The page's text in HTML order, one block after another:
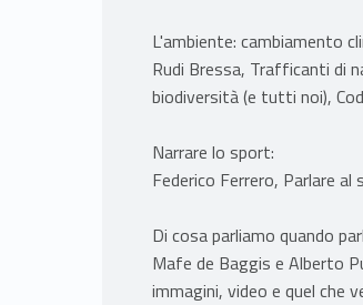
L'ambiente: cambiamento
Rudi Bressa, Trafficanti di
biodiversità (e tutti noi),
Narrare lo sport:
Federico Ferrero, Parlare
Di cosa parliamo quando
Mafe de Baggis e Alberto
immagini, video e quel che